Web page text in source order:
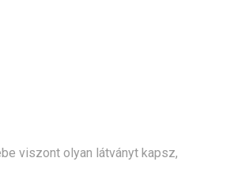
viszont olyan látványt kapsz,